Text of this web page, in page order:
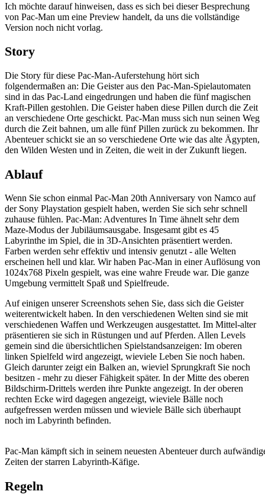
Ich möchte darauf hinweisen, dass es sich bei dieser Besprechung
von Pac-Man um eine Preview handelt, da uns die vollständige
Version noch nicht vorlag.
Story
Die Story für diese Pac-Man-Auferstehung hört sich
folgendermaßen an: Die Geister aus den Pac-Man-Spielautomaten
sind in das Pac-Land eingedrungen und haben die fünf magischen
Kraft-Pillen gestohlen. Die Geister haben diese Pillen durch die Zeit
an verschiedene Orte geschickt. Pac-Man muss sich nun seinen Weg
durch die Zeit bahnen, um alle fünf Pillen zurück zu bekommen. Ihr
Abenteuer schickt sie an so verschiedene Orte wie das alte Ägypten,
den Wilden Westen und in Zeiten, die weit in der Zukunft liegen.
Ablauf
Wenn Sie schon einmal Pac-Man 20th Anniversary von Namco auf
der Sony Playstation gespielt haben, werden Sie sich sehr schnell
zuhause fühlen. Pac-Man: Adventures In Time ähnelt sehr dem
Maze-Modus der Jubiläumsausgabe. Insgesamt gibt es 45
Labyrinthe im Spiel, die in 3D-Ansichten präsentiert werden.
Farben werden sehr effektiv und intensiv genutzt - alle Welten
erscheinen hell und klar. Wir haben Pac-Man in einer Auflösung von
1024x768 Pixeln gespielt, was eine wahre Freude war. Die ganze
Umgebung vermittelt Spaß und Spielfreude.
Auf einigen unserer Screenshots sehen Sie, dass sich die Geister
weiterentwickelt haben. In den verschiedenen Welten sind sie mit
verschiedenen Waffen und Werkzeugen ausgestattet. Im Mittel-alter
präsentieren sie sich in Rüstungen und auf Pferden. Allen Levels
gemein sind die übersichtlichen Spielstandsanzeigen: Im oberen
linken Spielfeld wird angezeigt, wieviele Leben Sie noch haben.
Gleich darunter zeigt ein Balken an, wieviel Sprungkraft Sie noch
besitzen - mehr zu dieser Fähigkeit später. In der Mitte des oberen
Bildschirm-Drittels werden ihre Punkte angezeigt. In der oberen
rechten Ecke wird dagegen angezeigt, wieviele Bälle noch
aufgefressen werden müssen und wieviele Bälle sich überhaupt
noch im Labyrinth befinden.
Pac-Man kämpft sich in seinem neuesten Abenteuer durch
Zeiten der starren Labyrinth-Käfige.
Regeln